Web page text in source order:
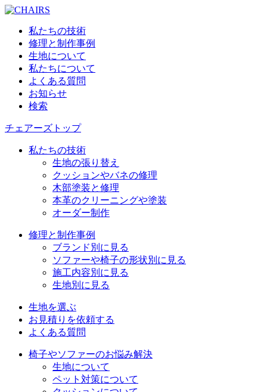
私たちの技術
修理と制作事例
生地について
私たちについて
よくある質問
お知らせ
検索
チェアーズトップ
私たちの技術
生地の張り替え
クッションやバネの修理
木部塗装と修理
本革のクリーニングや塗装
オーダー制作
修理と制作事例
ブランド別に見る
ソファーや椅子の形状別に見る
施工内容別に見る
生地別に見る
生地を選ぶ
お見積りを依頼する
よくある質問
椅子やソファーのお悩み解決
生地について
ペット対策について